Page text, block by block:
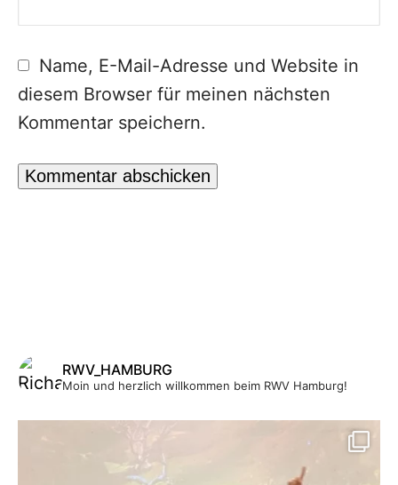
Name, E-Mail-Adresse und Website in
diesem Browser für meinen nächsten
Kommentar speichern.
RWV_HAMBURG
Moin und herzlich willkommen beim RWV Hamburg!